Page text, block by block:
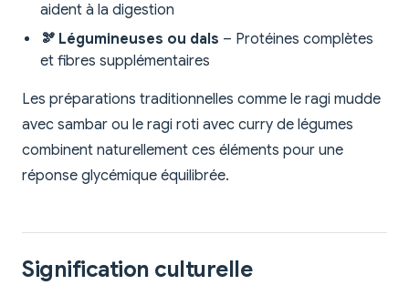
aident à la digestion
🫘 Légumineuses ou dals – Protéines complètes
et fibres supplémentaires
Les préparations traditionnelles comme le ragi mudde
avec sambar ou le ragi roti avec curry de légumes
combinent naturellement ces éléments pour une
réponse glycémique équilibrée.
Signification culturelle